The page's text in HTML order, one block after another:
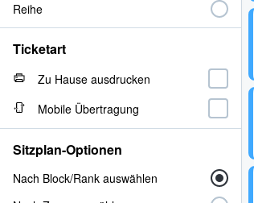
Reihe
Ticketart
Zu Hause ausdrucken
Mobile Übertragung
Sitzplan-Optionen
Nach Block/Rank auswählen